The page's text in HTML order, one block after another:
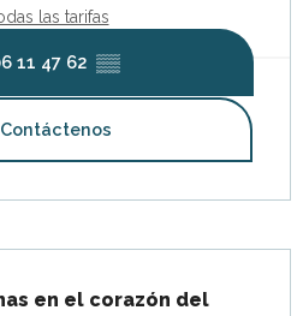
las tarifas
11 47 62 ▒▒
Contáctenos
en el corazón del